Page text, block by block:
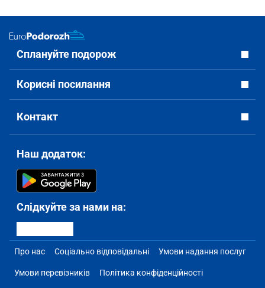
Сплануйте подорож
Корисні посилання
Контакт
Наш додаток:
Слідкуйте за нами на:
Про нас Соціально відповідальні Умови надання послуг
Умови перевізників Політика конфіденційності